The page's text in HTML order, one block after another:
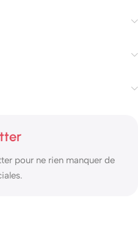
pour ne rien manquer de